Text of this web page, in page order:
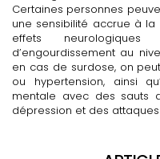
Certaines personnes
une sensibilité accrue à
effets
d’engourdissement au
en cas de surdose, on
ou hypertension, ainsi
mentale avec des sauts
dépression et des